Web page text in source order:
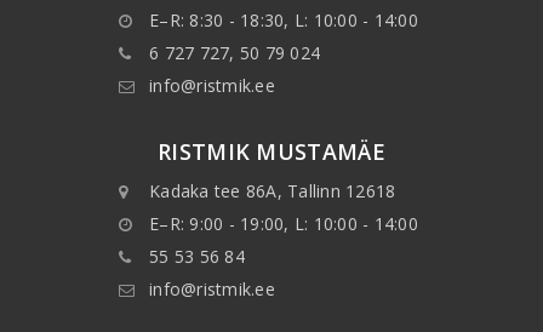
E–R: 8:30 - 18:30, L: 10:00 - 14:00
6 727 727, 50 79 024
info@ristmik.ee
RISTMIK MUSTAMÄE
Kadaka tee 86A, Tallinn 12618
E–R: 9:00 - 19:00, L: 10:00 - 14:00
55 53 56 84
info@ristmik.ee